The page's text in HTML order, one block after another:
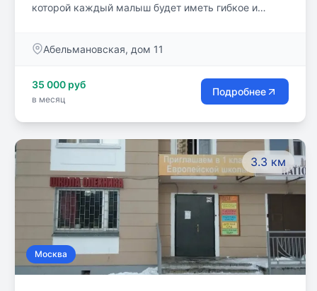
которой каждый малыш будет иметь гибкое и
воспитания и культурного просвещения, искренне
Абельмановская, дом 11
35 000 руб
в месяц
Подробнее
3.3 км
Москва